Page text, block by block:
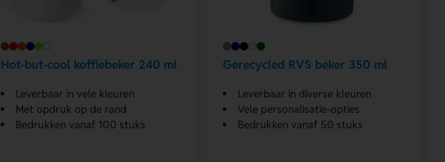
Hot-but-cool koffiebeker 240 ml
Leverbaar in vele kleuren
Met opdruk op de rand
Bedrukken vanaf 100 stuks
Gerecycled RVS beker 350 ml
Leverbaar in diverse kleuren
Vele personalisatie-opties
Bedrukken vanaf 50 stuks